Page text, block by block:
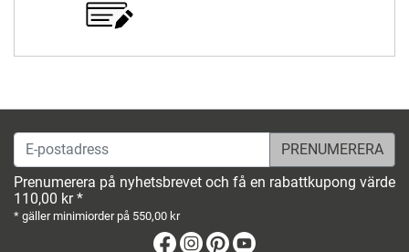
E-postadress
Prenumerera på nyhetsbrevet och få en rabattkupong värde
110,00 kr *
* gäller minimiorder på 550,00 kr
Facebook
Instagram
Pinterest